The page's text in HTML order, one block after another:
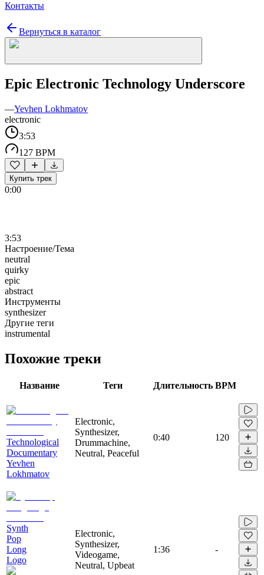
Контакты
Вернуться в каталог
Epic Electronic Technology Underscore
—Yevhen Lokhmatov
electronic
3:53
127 BPM
Купить трек
0:00
3:53
Настроение/Тема
neutral
quirky
epic
abstract
Инструменты
synthesizer
Другие теги
instrumental
Похожие треки
Название Теги Длительность BPM
Technological
Documentary
Yevhen
Lokhmatov
Electronic,
Synthesizer,
Drummachine,
Neutral, Peaceful
0:40 120
Synth
Pop
Long
Logo
Electronic,
Synthesizer,
Videogame,
Neutral, Upbeat
1:36 -